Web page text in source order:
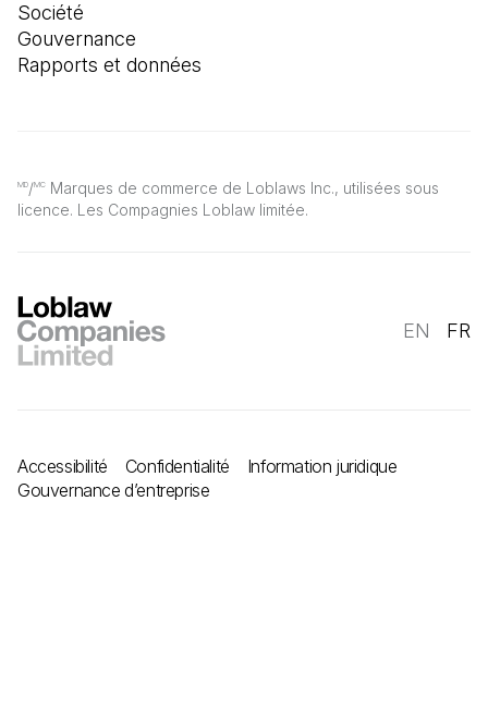
MD/MC Marques de commerce de Loblaws Inc., utilisées sous
licence. Les Compagnies Loblaw limitée.
Société
Gouvernance
Rapports et données
EN FR
Accessibilité Confidentialité
Information juridique
Gouvernance d’entreprise